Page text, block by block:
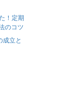
！定期
のコツ
成立と